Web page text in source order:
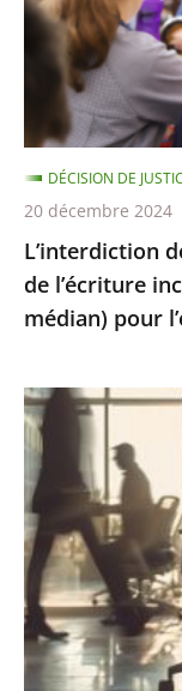
éléments
l’écriture
inclusive
(notamment
le
point
médian)
pour
l’enseignement
légale
L’interdiction
de l’écriture
médian) pour
DÉCISION DE
20 décembre 2024
Présomption
de
démission
en
cas
d’abandon
de
poste
: